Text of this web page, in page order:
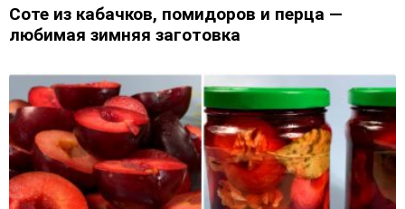
Соте из кабачков, помидоров и перца —
любимая зимняя заготовка